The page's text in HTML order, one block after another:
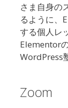
さま自身の
るように、
する個人レ
Elementor
WordPress
Zoom